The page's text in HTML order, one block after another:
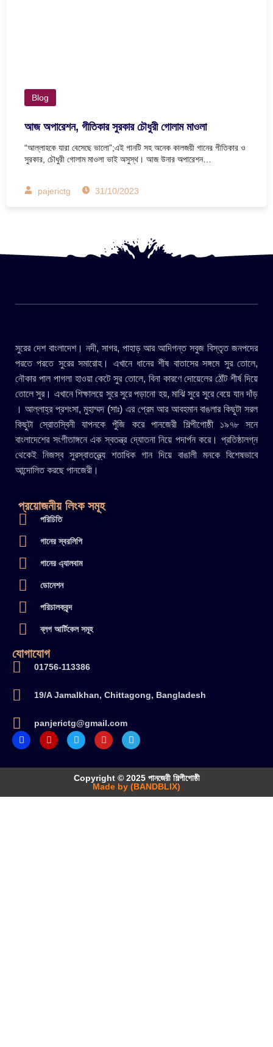
Blog
আজ অপারেশন, গীতিকার সুরকার চৌধুরী গোলাম মাওলা
“আল্লাহকে যারা বেসেছে ভালো”;এই গানটি সহ অনেক কালজয়ী গানের গীতিকার ও
সুরকার, চৌধুরী গোলাম মাওলা ভাই অসুস্থ। আজ উনার অপারেশন…
pajerictg 31/10/2023
সুরের দেশ বাংলাদেশ। নদী, সাগর, পাহাড় আর আদিগন্ত সবুজ বিস্তৃত জনপদের
পরতে পরতে সুরের সমারোহ। এখানে ধানের শীষ বাতাসের সঙ্গমে সুর তোলে,
নৌকার পাল পাগলা হাওয়া কেটে সুর তোলে, বিনা কারণে দোয়েলের ঠোঁট শীর্ষ দিয়ে
তোলে সুর। এখানে শিক্ষালয়ে সুরে সুরে পড়ানো হয়, মাঝি সুরে সুরে বেয়ে যান দাঁড়
। আল্লাহ্র প্রশংসা, মুহাম্মদ (সাঃ) এর প্রেম আর আবহমান বাঙলার কিছুটা সরল
কিছুটা স্রোতস্বিনী যাপনকে পুঁজি করে পানজেরী শিল্পীগোষ্ঠী ১৯৭৮ সনে
বাংলাদেশের সংগীতাঙ্গনে এক স্বতন্ত্র দ্যোতনা নিয়ে পদার্পন করে। প্রতিষ্ঠালগ্ন
থেকেই নিজস্ব সুরস্বাতন্ত্র্যে শতাধিক গান দিয়ে বাঙালী মনকে বিশেষভাবে
আন্দোলিত করছে পানজেরী।
প্রয়োজনীয় লিংক সমূহ
পরিচিতি
গানের স্বরলিপি
গানের এ্যালবাম
ডোনেশন
পরিচালকবৃন্দ
ব্লগ আর্টিকেল সমূহ
যোগাযোগ
01756-113386
19/A Jamalkhan, Chittagong, Bangladesh
panjerictg@gmail.com
Copyright © 2025 পানজেরী শিল্পীগোষ্ঠী
Made by (BANDBLIX)